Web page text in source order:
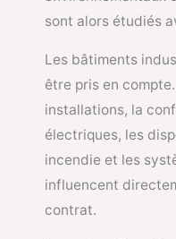
sont alors étudiés
Les bâtiments
être pris en
installations, la
électriques, les
incendie et les
influencent
contrat.